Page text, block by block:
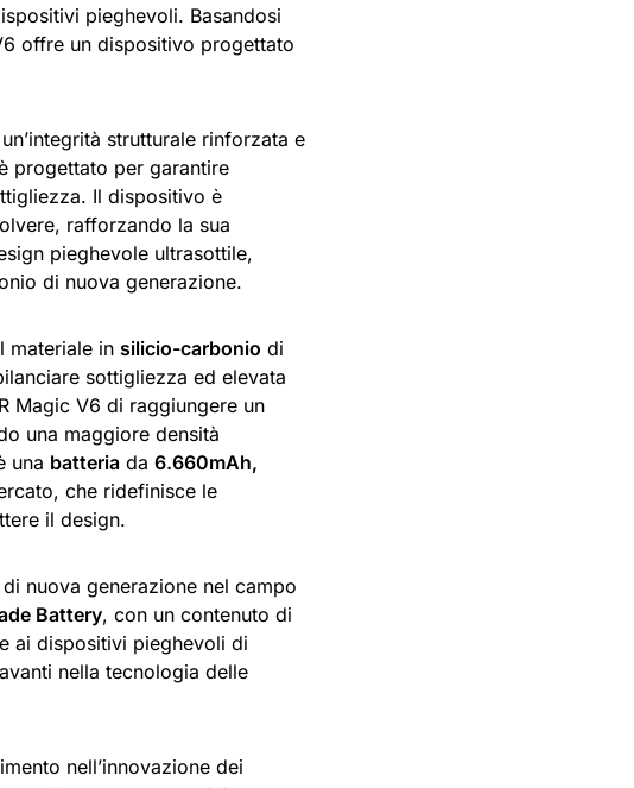
pieghevoli. Basandosi
offre un dispositivo progettato
strutturale rinforzata e
progettato per garantire
Il dispositivo è
rafforzando la sua
pieghevole ultrasottile,
di nuova generazione.
materiale in silicio-carbonio di
sottigliezza ed elevata
Magic V6 di raggiungere un
una maggiore densità
una batteria da 6.660mAh,
che ridefinisce le
il design.
nuova generazione nel campo
Battery, con un contenuto di
ai dispositivi pieghevoli di
nella tecnologia delle
nell’innovazione dei